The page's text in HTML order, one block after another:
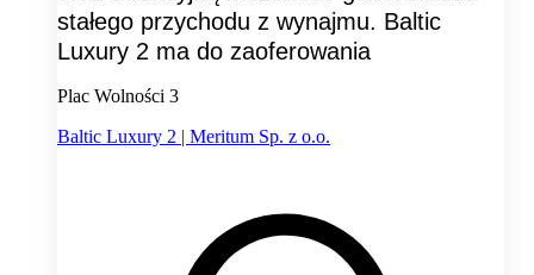
stałego przychodu z wynajmu. Baltic
Luxury 2 ma do zaoferowania
Plac Wolności 3
Baltic Luxury 2 | Meritum Sp. z o.o.